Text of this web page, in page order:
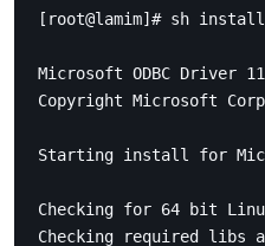
[root@lamim]# sh
Microsoft ODBC Driver
Copyright Microsoft
Starting install for
Checking for 64 bit
Checking required